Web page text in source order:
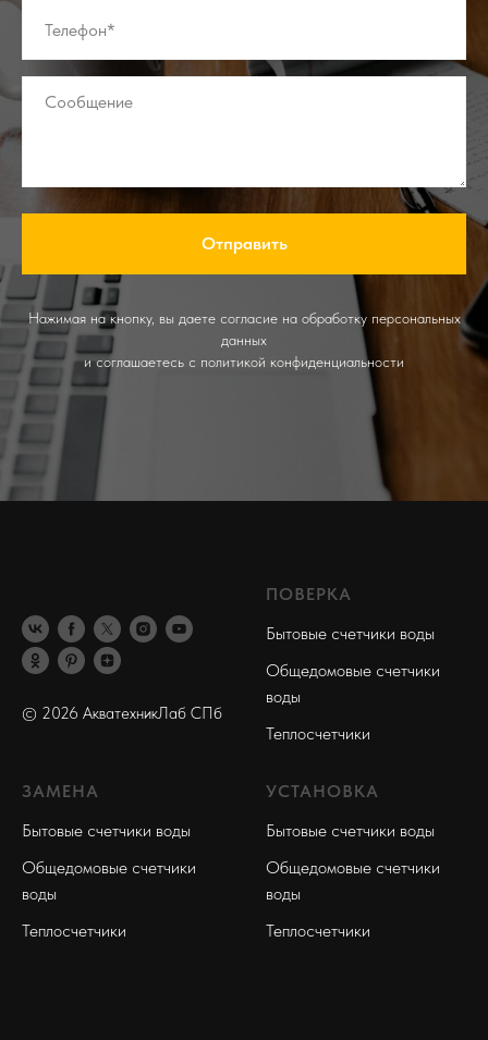
Отправить
Нажимая на кнопку, вы даете согласие на обработку персональных
данных
и соглашаетесь c политикой конфиденциальности
© 2026 АкватехникЛаб СПб
ПОВЕРКА
Бытовые счетчики воды
Общедомовые счетчики
воды
Теплосчетчики
ЗАМЕНА
Бытовые счетчики воды
Общедомовые счетчики
воды
Теплосчетчики
УСТАНОВКА
Бытовые счетчики воды
Общедомовые счетчики
воды
Теплосчетчики